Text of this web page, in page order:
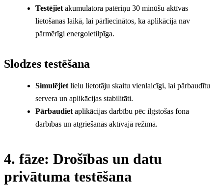
Testējiet akumulatora patēriņu 30 minūšu aktīvas
lietošanas laikā, lai pārliecinātos, ka aplikācija nav
pārmērīgi energoietilpīga.
Slodzes testēšana
Simulējiet lielu lietotāju skaitu vienlaicīgi, lai pārbaudītu
servera un aplikācijas stabilitāti.
Pārbaudiet aplikācijas darbību pēc ilgstošas fona
darbības un atgriešanās aktīvajā režīmā.
4. fāze: Drošības un datu
privātuma testēšana